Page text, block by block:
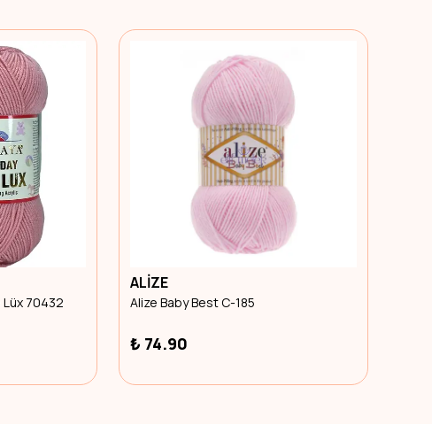
Lüx 70432
ALİZE
Alize Baby Best C-185
₺ 74.90